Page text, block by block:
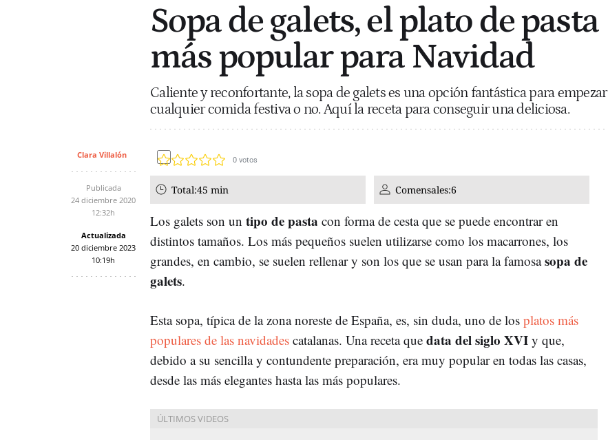
Sopa de galets, el plato de pasta
más popular para Navidad
Caliente y reconfortante, la sopa de galets es una opción fantástica para empezar
cualquier comida festiva o no. Aquí la receta para conseguir una deliciosa.
Clara Villalón
Publicada
24 diciembre 2020
12:32h
Actualizada
20 diciembre 2023
10:19h
0 votos
Total:45 min Comensales:6
Los galets son un tipo de pasta con forma de cesta que se puede encontrar en
distintos tamaños. Los más pequeños suelen utilizarse como los macarrones, los
grandes, en cambio, se suelen rellenar y son los que se usan para la famosasopa de
galets.
Esta sopa, típica de la zona noreste de España, es, sin duda, uno de los platos más
populares de las navidades catalanas. Una receta que data del siglo XVI y que,
debido a su sencilla y contundente preparación, era muy popular en todas las casas,
desde las más elegantes hasta las más populares.